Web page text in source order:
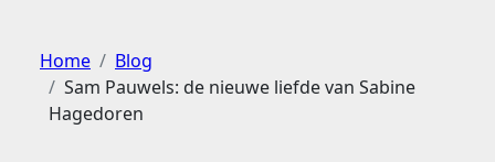
Home
Blog
Sam Pauwels: de nieuwe liefde van Sabine
Hagedoren